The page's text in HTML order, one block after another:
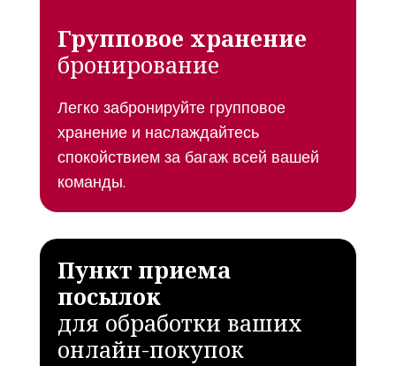
Групповое хранение
бронирование
Легко забронируйте групповое
хранение и наслаждайтесь
спокойствием за багаж всей вашей
команды.
Пункт приема
посылок
для обработки ваших
онлайн-покупок